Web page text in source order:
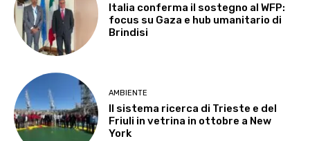
Italia conferma il sostegno al WFP:
focus su Gaza e hub umanitario di
Brindisi
AMBIENTE
Il sistema ricerca di Trieste e del
Friuli in vetrina in ottobre a New
York